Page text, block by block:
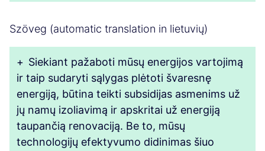
Szöveg (automatic translation in lietuvių)
+ Siekiant pažaboti mūsų energijos vartojimą
ir taip sudaryti sąlygas plėtoti švaresnę
energiją, būtina teikti subsidijas asmenims už
jų namų izoliavimą ir apskritai už energiją
taupančią renovaciją. Be to, mūsų
technologijų efektyvumo didinimas šiuo